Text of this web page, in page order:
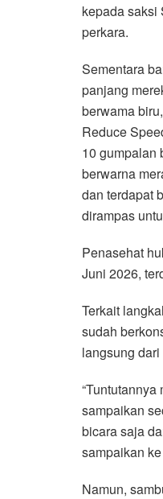
kepada saksi
perkara.
Sementara
panjang
berwama
Reduce
10 gumpalan
berwarna
dan terdapat
dirampas
Penasehat
Juni 2026,
Terkait
sudah
langsung
sampaikan
bicara saja
sampaikan
Namun,